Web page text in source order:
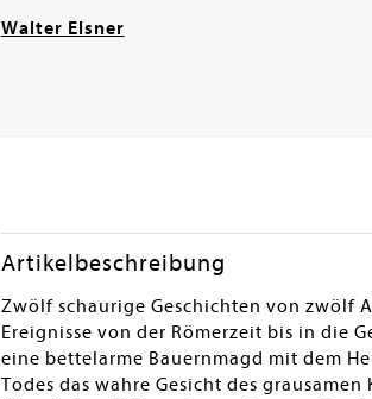
Walter Elsner
Artikelbeschreibung
Zwölf schaurige Geschichten von zwölf
Ereignisse von der Römerzeit bis in die
eine bettelarme Bauernmagd mit dem
Todes das wahre Gesicht des